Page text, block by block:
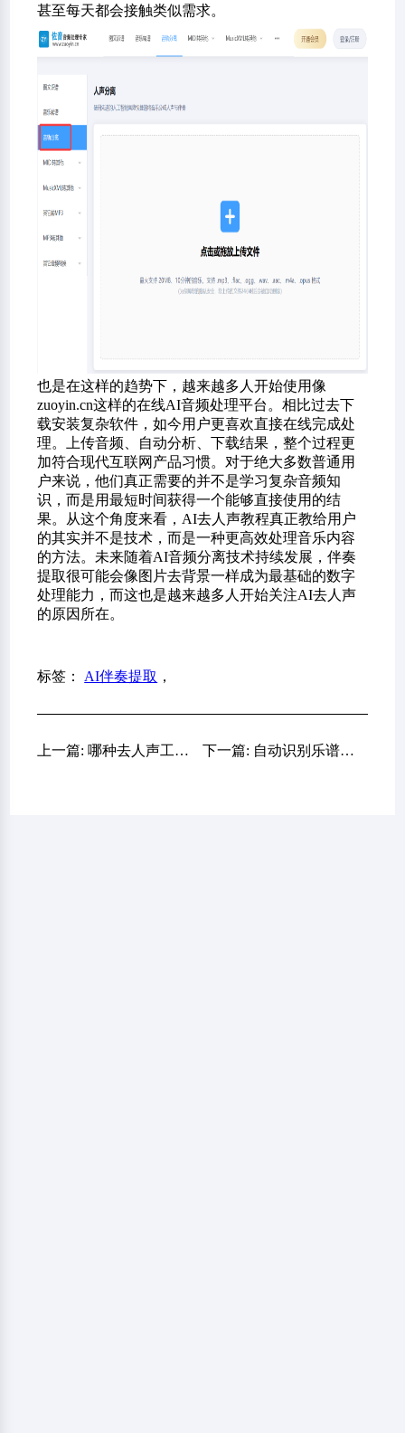
甚至每天都会接触类似需求。
也是在这样的趋势下，越来越多人开始使用像
zuoyin.cn这样的在线AI音频处理平台。相比过去下
载安装复杂软件，如今用户更喜欢直接在线完成处
理。上传音频、自动分析、下载结果，整个过程更
加符合现代互联网产品习惯。对于绝大多数普通用
户来说，他们真正需要的并不是学习复杂音频知
识，而是用最短时间获得一个能够直接使用的结
果。从这个角度来看，AI去人声教程真正教给用户
的其实并不是技术，而是一种更高效处理音乐内容
的方法。未来随着AI音频分离技术持续发展，伴奏
提取很可能会像图片去背景一样成为最基础的数字
处理能力，而这也是越来越多人开始关注AI去人声
的原因所在。
标签： AI伴奏提取 ，
上一篇: 哪种去人声工具最好？答案可能和大多数测评文章说的不一样 下一篇: 自动识别乐谱真的靠谱吗？从手动录谱到AI识谱，很多人的工作方式已经变了